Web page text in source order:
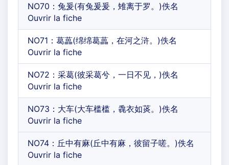
NO70：兔爰(有兔爰爰，雉离于罗。)佚名
Ouvrir la fiche
NO71：葛藟(绵绵葛藟，在河之浒。)佚名
Ouvrir la fiche
NO72：采葛(彼采葛兮，一日不见，)佚名
Ouvrir la fiche
NO73：大车(大车槛槛，毳衣如菼。)佚名
Ouvrir la fiche
NO74：丘中有麻(丘中有麻，彼留子嗟。)佚名
Ouvrir la fiche